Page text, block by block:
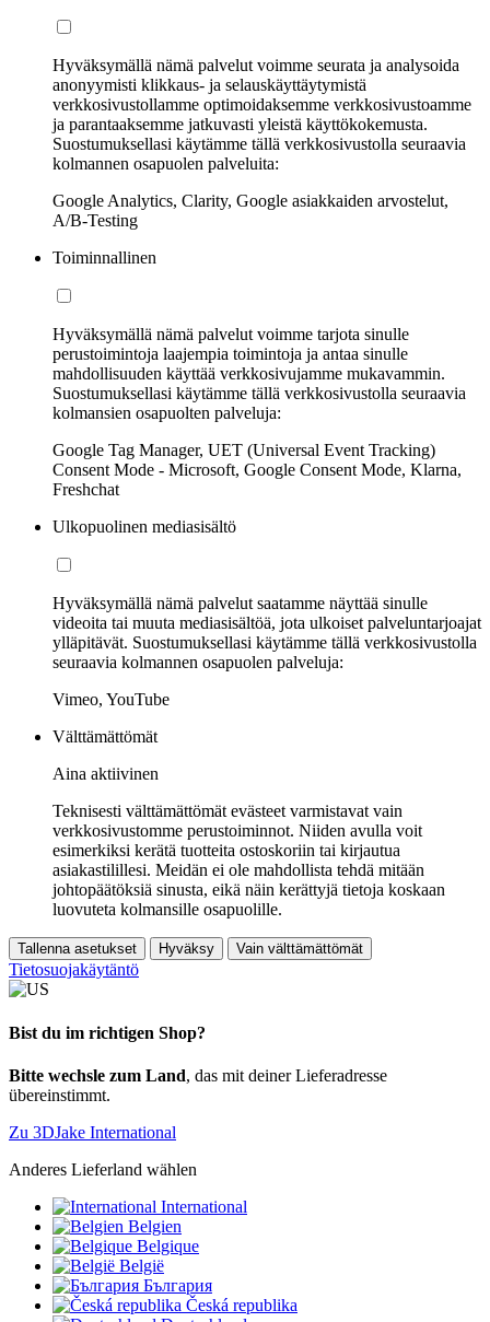
Hyväksymällä nämä palvelut voimme seurata ja analysoida
anonyymisti klikkaus- ja selauskäyttäytymistä
verkkosivustollamme optimoidaksemme verkkosivustoamme
ja parantaaksemme jatkuvasti yleistä käyttökokemusta.
Suostumuksellasi käytämme tällä verkkosivustolla seuraavia
kolmannen osapuolen palveluita:
Google Analytics, Clarity, Google asiakkaiden arvostelut,
A/B-Testing
Toiminnallinen
Hyväksymällä nämä palvelut voimme tarjota sinulle
perustoimintoja laajempia toimintoja ja antaa sinulle
mahdollisuuden käyttää verkkosivujamme mukavammin.
Suostumuksellasi käytämme tällä verkkosivustolla seuraavia
kolmansien osapuolten palveluja:
Google Tag Manager, UET (Universal Event Tracking)
Consent Mode - Microsoft, Google Consent Mode, Klarna,
Freshchat
Ulkopuolinen mediasisältö
Hyväksymällä nämä palvelut saatamme näyttää sinulle
videoita tai muuta mediasisältöä, jota ulkoiset palveluntarjoajat
ylläpitävät. Suostumuksellasi käytämme tällä verkkosivustolla
seuraavia kolmannen osapuolen palveluja:
Vimeo, YouTube
Välttämättömät
Aina aktiivinen
Teknisesti välttämättömät evästeet varmistavat vain
verkkosivustomme perustoiminnot. Niiden avulla voit
esimerkiksi kerätä tuotteita ostoskoriin tai kirjautua
asiakastilillesi. Meidän ei ole mahdollista tehdä mitään
johtopäätöksiä sinusta, eikä näin kerättyjä tietoja koskaan
luovuteta kolmansille osapuolille.
Tallenna asetukset Hyväksy Vain välttämättömät
Tietosuojakäytäntö
Bist du im richtigen Shop?
Bitte wechsle zum Land, das mit deiner Lieferadresse
übereinstimmt.
Zu 3DJake International
Anderes Lieferland wählen
International
Belgien
Belgique
België
България
Česká republika